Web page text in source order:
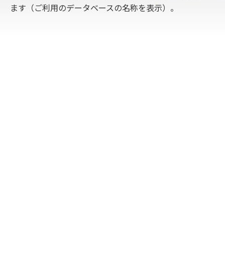
ます（ご利用のデータベースの名称を表示）。